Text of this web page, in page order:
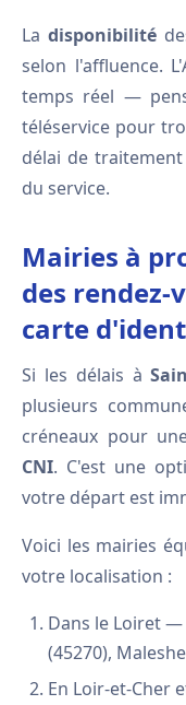
La disponibilité
selon l'affluence.
temps réel —
téléservice pour
délai de
du service.
Mairies à
des rendez-
carte
Si les délais à
plusieurs
créneaux pour
CNI. C'est une
votre départ est
Voici les mairies
votre localisation :
Dans le Loiret —
(45270),
En Loir-et-Cher